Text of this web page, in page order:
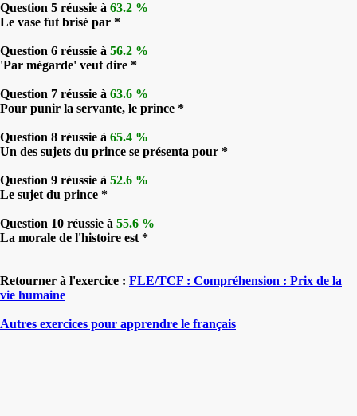
Question 5 réussie à 63.2 %
Le vase fut brisé par *
Question 6 réussie à 56.2 %
'Par mégarde' veut dire *
Question 7 réussie à 63.6 %
Pour punir la servante, le prince *
Question 8 réussie à 65.4 %
Un des sujets du prince se présenta pour *
Question 9 réussie à 52.6 %
Le sujet du prince *
Question 10 réussie à 55.6 %
La morale de l'histoire est *
Retourner à l'exercice : FLE/TCF : Compréhension : Prix de la
vie humaine
Autres exercices pour apprendre le français